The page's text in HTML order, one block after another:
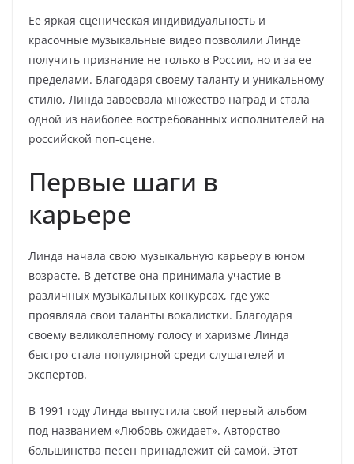
Ее яркая сценическая индивидуальность и
красочные музыкальные видео позволили Линде
получить признание не только в России, но и за ее
пределами. Благодаря своему таланту и уникальному
стилю, Линда завоевала множество наград и стала
одной из наиболее востребованных исполнителей на
российской поп-сцене.
Первые шаги в
карьере
Линда начала свою музыкальную карьеру в юном
возрасте. В детстве она принимала участие в
различных музыкальных конкурсах, где уже
проявляла свои таланты вокалистки. Благодаря
своему великолепному голосу и харизме Линда
быстро стала популярной среди слушателей и
экспертов.
В 1991 году Линда выпустила свой первый альбом
под названием «Любовь ожидает». Авторство
большинства песен принадлежит ей самой. Этот